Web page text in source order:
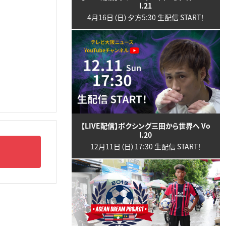
l.21
4月16日（日）夕方5:30 生配信 START！
【LIVE配信】ボクシング三田から世界へ Vo
l.20
12月11日（日）17:30 生配信 START！